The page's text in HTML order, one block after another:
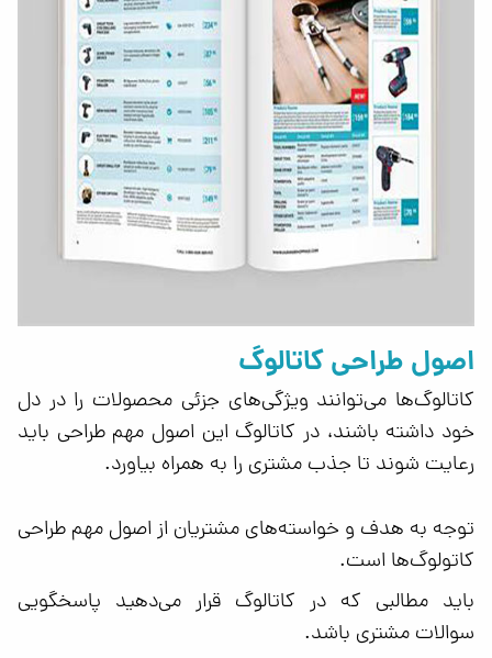
اصول طراحی کاتالوگ
کاتالوگ‌ها می‌توانند ویژگی‌های جزئی محصولات را در دل
خود داشته باشند، در کاتالوگ این اصول مهم طراحی باید
رعایت شوند تا جذب مشتری را به همراه بیاورد.
توجه به هدف و خواسته‌های مشتریان از اصول مهم طراحی
کاتولوگ‌ها است.
باید مطالبی که در کاتالوگ قرار می‌دهید پاسخگویی
سوالات مشتری باشد.